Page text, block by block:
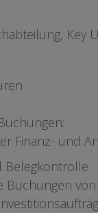
Finanz- und
Belegkontrolle
Buchungen